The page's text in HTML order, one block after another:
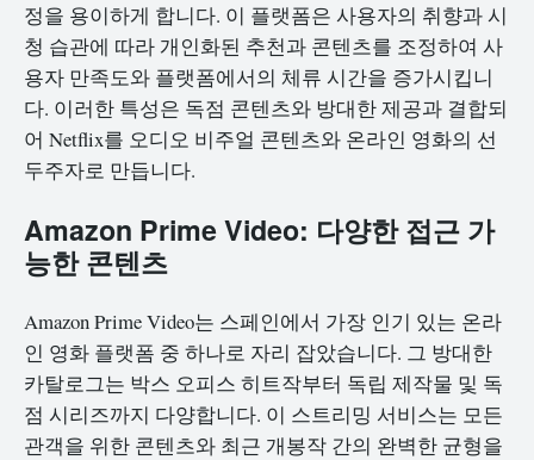
정을 용이하게 합니다. 이 플랫폼은 사용자의 취향과 시
청 습관에 따라 개인화된 추천과 콘텐츠를 조정하여 사
용자 만족도와 플랫폼에서의 체류 시간을 증가시킵니
다. 이러한 특성은 독점 콘텐츠와 방대한 제공과 결합되
어 Netflix를 오디오 비주얼 콘텐츠와 온라인 영화의 선
두주자로 만듭니다.
Amazon Prime Video: 다양한 접근 가
능한 콘텐츠
Amazon Prime Video는 스페인에서 가장 인기 있는 온라
인 영화 플랫폼 중 하나로 자리 잡았습니다. 그 방대한
카탈로그는 박스 오피스 히트작부터 독립 제작물 및 독
점 시리즈까지 다양합니다. 이 스트리밍 서비스는 모든
관객을 위한 콘텐츠와 최근 개봉작 간의 완벽한 균형을